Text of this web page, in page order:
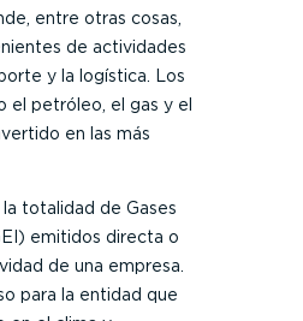
entre otras cosas,
de actividades
y la logística. Los
el petróleo, el gas y el
en las más
la totalidad de Gases
emitidos directa o
de una empresa.
para la entidad que